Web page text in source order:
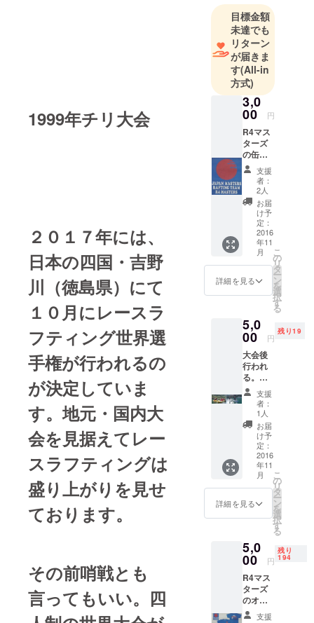
1999年チリ大会
２０１７年には、
日本の四国・吉野
川（徳島県）にて
１０月にレースラ
フティング世界選
手権が行われるの
が決定していま
す。地元・国内大
会を見据えてレー
スラフティングは
盛り上がりを見せ
ております。
その前哨戦とも
言ってもいい。四
ターズクラ
ス（４０歳
以上の部）
総合成績３
位。２０１
５年連続出
場するも、
なる。４人
制のレース
ラフティン
グは初参戦
しました。
今回2017年
に念願の総
合優勝をし
て連覇をか
けた戦いに
力をいれて
パドルス
ポーツに関
わって30
年、まだ未
知数のレー
スラフティ
ングに力を
入れており
目標金額
未達でも
リターン
が届きま
す(All-in
方式)
3,0
00 円
R4マス
ターズ
の缶
バッチ
とお礼
を結果
報告と
共にお
送りい
たしま
す。 デ
ザイン
は変更
予定あ
ります
バッチ
を予定
してお
りま
す。
支援
者：
2人
お届
け予
定：
2016
年11
月
詳細を見る
こ
の
リ
タ
ー
ン
を
選
択
す
る
5,0
00 円
残り19
大会後
行われ
る。カ
ヌー、
カヤッ
ク、
サッ
プ、ラ
フティ
ングの
体験会
にご招
待いた
しま
す。 11
ら池田
湖水際
公園 カ
ヌー・
サッ
プ・ラ
フティ
支援
者：
1人
お届
け予
定：
2016
年11
月
詳細を見る
こ
の
リ
タ
ー
ン
を
選
択
す
る
5,0
00 円
残り
194
R4マス
ターズ
のオリ
ジナル
支援